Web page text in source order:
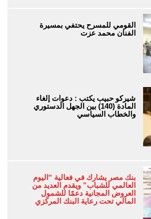
القومي للمسرح يحتفي بمسيرة
الفنان محمد عزت
شيركو حبيب يكتب : دعوات إلغاء
المادة (140) بين الجهل الدستوري
والخطاب السياسي
بنك مصر يشارك في فعالية “اليوم
العالمي للشباب” ويقدم العديد من
العروض المجانية دعمًا للشمول
المالي تحت رعاية البنك المركزي